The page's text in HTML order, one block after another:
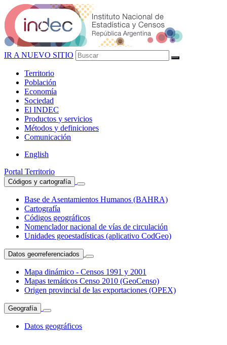
IR A NUEVO SITIO
Territorio
Población
Economía
Sociedad
El INDEC
Productos y servicios
Métodos y definiciones
Comunicación
English
Portal Territorio
Códigos y cartografía
Base de Asentamientos Humanos (BAHRA)
Cartografía
Códigos geográficos
Nomenclador nacional de vías de circulación
Unidades geoestadísticas (aplicativo CodGeo)
Datos georreferenciados
Mapa dinámico - Censos 1991 y 2001
Mapas temáticos Censo 2010 (GeoCenso)
Origen provincial de las exportaciones (OPEX)
Geografía
Datos geográficos